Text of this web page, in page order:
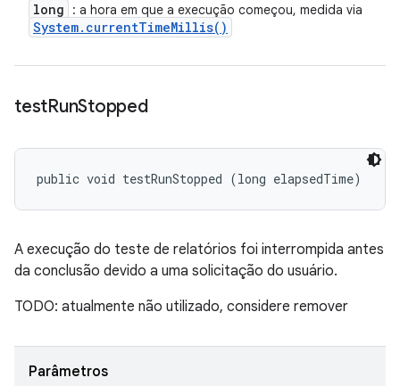
long : a hora em que a execução começou, medida via
System. currentTimeMillis( )
testRunStopped
public void testRunStopped (long elapsedTime)
A execução do teste de relatórios foi interrompida antes
da conclusão devido a uma solicitação do usuário.
TODO: atualmente não utilizado, considere remover
Parâmetros